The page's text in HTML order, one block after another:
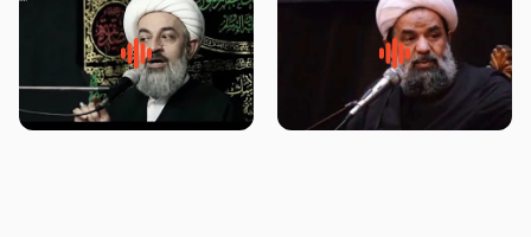
سلام جوانی که امام حسین علیه
السلام خودش جوابش را دادند
زیارتی که اسباب رزق زیاد و عمر
طولانی است حجت السلام حسین